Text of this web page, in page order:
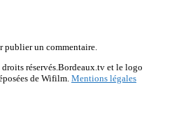
publier un commentaire.
réservés.Bordeaux.tv et le logo
de Wifilm. Mentions légales